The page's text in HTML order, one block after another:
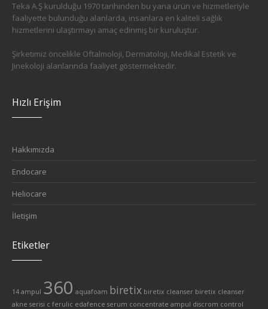
Teka A.Ş kurulduğu 1970 tarihinden bu yana ürün ve hizmetleriyle
faaliyette bulunduğu alanlarda, insanlara en kaliteli sağlık
hizmetlerini ulaştırmayı amaç edinmiş bir kuruluştur.
Şirketimiz öncelikle Oftalmoloji, Dermatoloji, Medikal Estetik ve
Jinekoloji alanlarında faaliyet göstermektedir.
Hızlı Erişim
Hakkımızda
Endocare
Heliocare
İletişim
Etiketler
14 ampul 360 aquafoam biretix biretix cleanser biretix cleanser
akne serisi c ferulic edafence serum concentrate ampul discrom control